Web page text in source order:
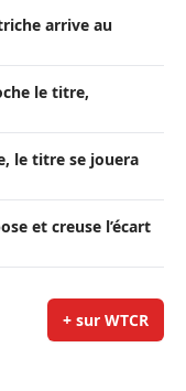
arrive au
le titre,
le titre se jouera
et creuse l’écart
+ sur WTCR